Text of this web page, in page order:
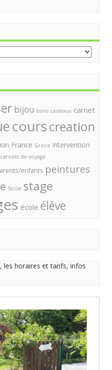
bijou bons cadeaux carnet
courscreation
France Grece intervention
de voyage
enfants peintures
Sicile stage
école élève
les horaires et tarifs, infos